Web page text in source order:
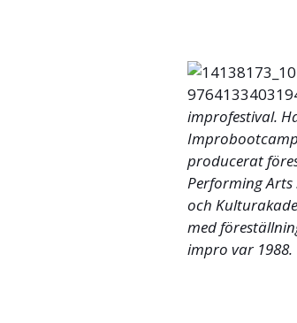
improfestival.
producerat
Performing
och
med
impro var 1988.